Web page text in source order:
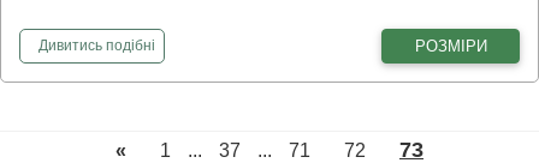
Дивитисьфотошпалери
подібні РОЗМІРИ
« 1 ... 37 ... 71 72 73